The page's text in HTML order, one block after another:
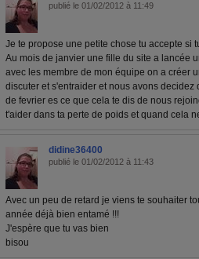
publié le 01/02/2012 à 11:49
Je te propose une petite chose tu accepte si
Au mois de janvier une fille du site a lancée
avec les membre de mon équipe on a créer
discuter et s'entraider et nous avons
de fevrier es ce que cela te dis de nous
t'aider dans ta perte de poids et quand cela
didine36400
publié le 01/02/2012 à 11:43
Avec un peu de retard je viens te souhaiter
année déjà bien entamé !!!
J'espère que tu vas bien
bisou